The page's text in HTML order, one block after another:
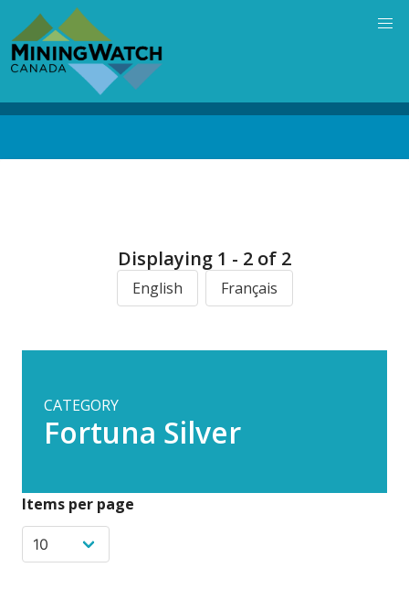
main
content
Displaying 1 - 2 of 2
English Français
CATEGORY
Fortuna Silver
Items per page